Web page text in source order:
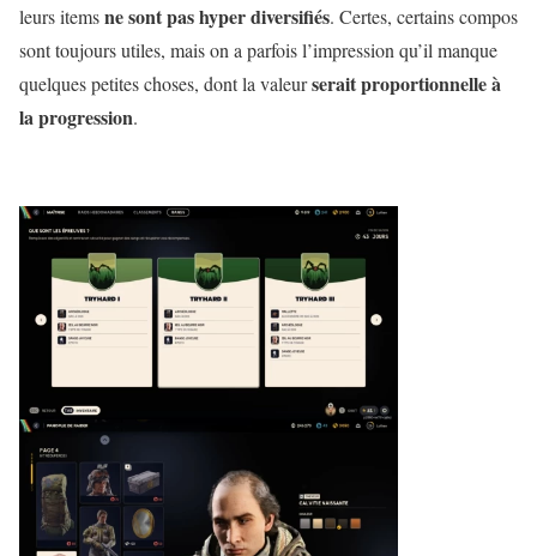
leurs itemsne sont pas hyper diversifiés. Certes, certains compos
sont toujours utiles, mais on a parfois l’impression qu’il manque
quelques petites choses, dont la valeurserait proportionnelle à
la progression.